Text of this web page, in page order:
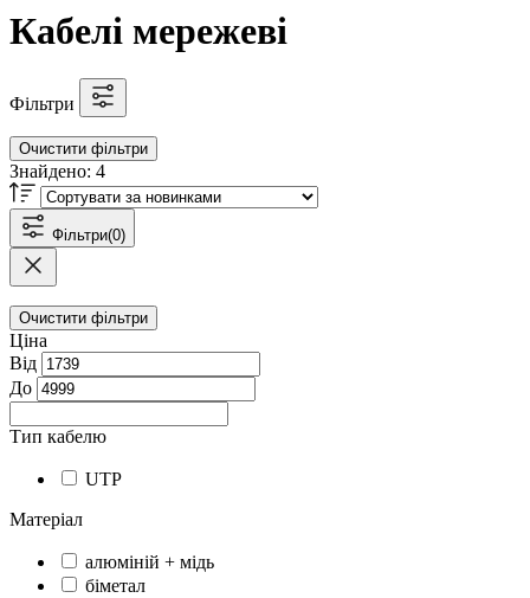
Кабелі мережеві
Фільтри
Очистити фільтри
Знайдено: 4
Фільтри(0)
Очистити фільтри
Ціна
Від
До
Тип кабелю
UTP
Матеріал
алюміній + мідь
біметал